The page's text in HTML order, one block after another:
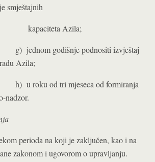
smještajnih
Azila;
podnositi izvještaj
Azila;
tri mjeseca od formiranja
nadzor.
perioda na koji je zaključen, kao i na
zakonom i ugovorom o upravljanju.